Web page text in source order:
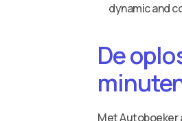
dynamic and
De
Met Autoboeker